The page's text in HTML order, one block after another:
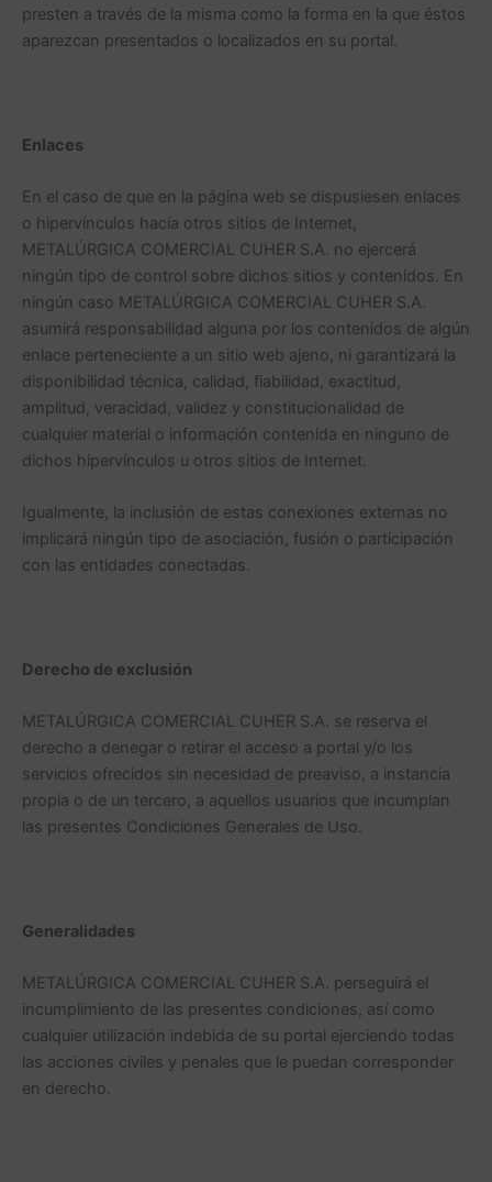
presten a través de la misma como la forma en la que éstos
aparezcan presentados o localizados en su portal.
Enlaces
En el caso de que en la página web se dispusiesen enlaces
o hipervínculos hacía otros sitios de Internet,
METALÚRGICA COMERCIAL CUHER S.A. no ejercerá
ningún tipo de control sobre dichos sitios y contenidos. En
ningún caso METALÚRGICA COMERCIAL CUHER S.A.
asumirá responsabilidad alguna por los contenidos de algún
enlace perteneciente a un sitio web ajeno, ni garantizará la
disponibilidad técnica, calidad, fiabilidad, exactitud,
amplitud, veracidad, validez y constitucionalidad de
cualquier material o información contenida en ninguno de
dichos hipervínculos u otros sitios de Internet.
Igualmente, la inclusión de estas conexiones externas no
implicará ningún tipo de asociación, fusión o participación
con las entidades conectadas.
Derecho de exclusión
METALÚRGICA COMERCIAL CUHER S.A. se reserva el
derecho a denegar o retirar el acceso a portal y/o los
servicios ofrecidos sin necesidad de preaviso, a instancia
propia o de un tercero, a aquellos usuarios que incumplan
las presentes Condiciones Generales de Uso.
Generalidades
METALÚRGICA COMERCIAL CUHER S.A. perseguirá el
incumplimiento de las presentes condiciones, así como
cualquier utilización indebida de su portal ejerciendo todas
las acciones civiles y penales que le puedan corresponder
en derecho.